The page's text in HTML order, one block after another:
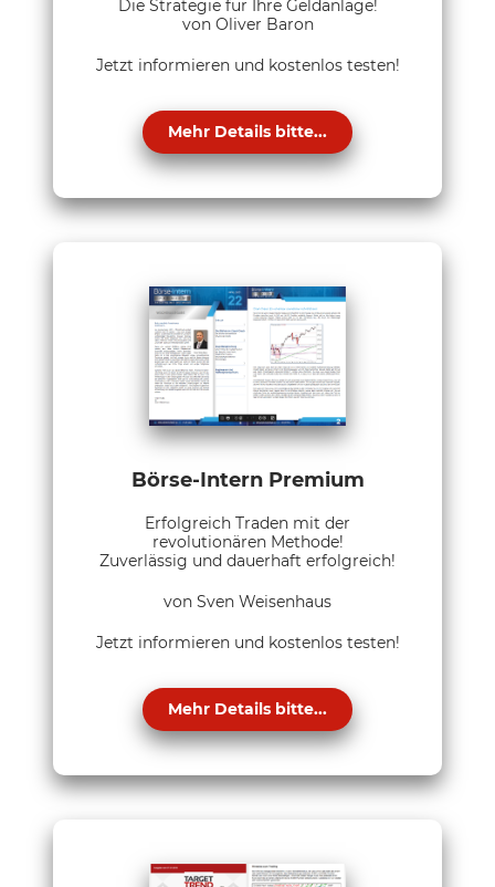
Die Strategie für Ihre Geldanlage!
von Oliver Baron
Jetzt informieren und kostenlos testen!
Mehr Details bitte...
Börse-Intern Premium
Erfolgreich Traden mit der
revolutionären Methode!
Zuverlässig und dauerhaft erfolgreich!
von Sven Weisenhaus
Jetzt informieren und kostenlos testen!
Mehr Details bitte...